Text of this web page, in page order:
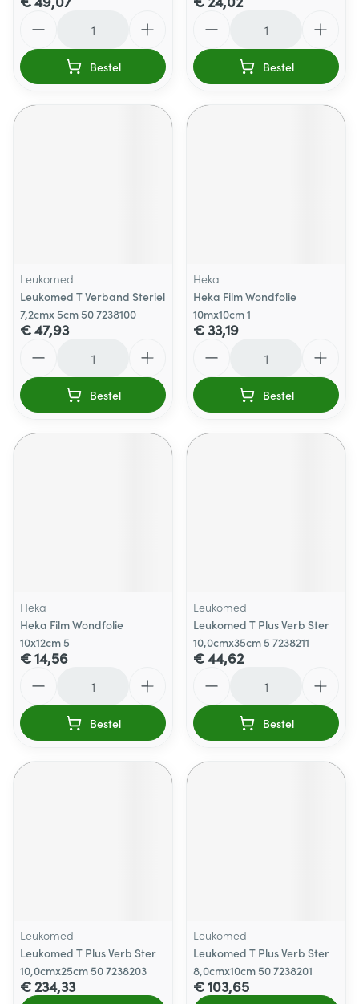
Bestel Bestel
Leukomed
Leukomed T Verband Steriel
7,2cmx 5cm 50 7238100
€ 47,93
Bestel
Heka
Heka Film Wondfolie
10mx10cm 1
€ 33,19
Bestel
Heka
Heka Film Wondfolie
10x12cm 5
€ 14,56
Bestel
Leukomed
Leukomed T Plus Verb Ster
10,0cmx35cm 5 7238211
€ 44,62
Bestel
Leukomed
Leukomed T Plus Verb Ster
10,0cmx25cm 50 7238203
€ 234,33
Leukomed
Leukomed T Plus Verb Ster
8,0cmx10cm 50 7238201
€ 103,65